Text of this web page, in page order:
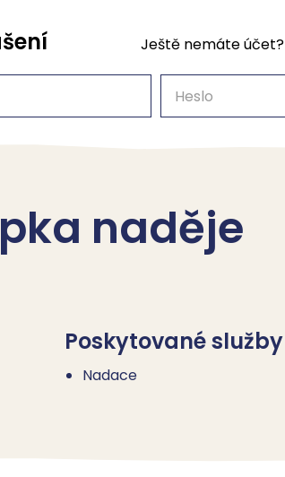
Ještě nemáte účet?
naděje
Poskytované služby
Nadace